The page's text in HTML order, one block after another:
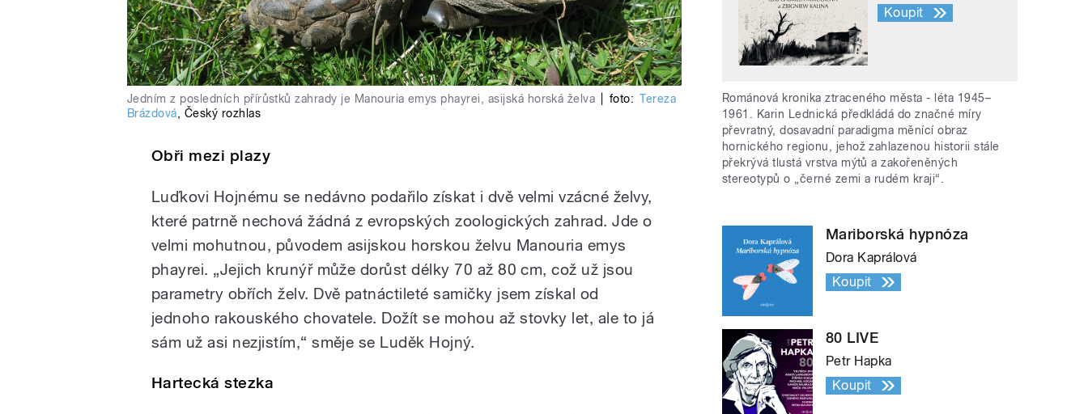
Jedním z posledních přírůstků zahrady je Manouria emys phayrei, asijská horská želva foto: Tereza
Brázdová, Český rozhlas
Obři mezi plazy
Luďkovi Hojnému se nedávno podařilo získat i dvě velmi vzácné želvy,
které patrně nechová žádná z evropských zoologických zahrad. Jde o
velmi mohutnou, původem asijskou horskou želvu Manouria emys
phayrei. „Jejich krunýř může dorůst délky 70 až 80 cm, což už jsou
parametry obřích želv. Dvě patnáctileté samičky jsem získal od
jednoho rakouského chovatele. Dožít se mohou až stovky let, ale to já
sám už asi nezjistím,“ směje se Luděk Hojný.
Hartecká stezka
Koupit
Románová kronika ztraceného města - léta 1945–
1961. Karin Lednická předkládá do značné míry
převratný, dosavadní paradigma měnící obraz
hornického regionu, jehož zahlazenou historii stále
překrývá tlustá vrstva mýtů a zakořeněných
stereotypů o „černé zemi a rudém kraji“.
Mariborská hypnóza
Dora Kaprálová
Koupit
80 LIVE
Petr Hapka
Koupit